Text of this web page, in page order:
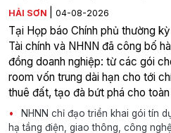
HẢI SƠN 04-08-2026
Tại Họp báo Chính phủ thường
Tài chính và NHNN đã công bố
đồng doanh nghiệp: từ các gói
room vốn trung dài hạn cho tới
thuê đất, tạo đà bứt phá cho toàn
NHNN chỉ đạo triển khai gói tín
hạ tầng điện, giao thông, công